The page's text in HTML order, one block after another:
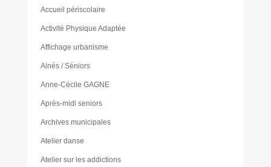
Accueil périscolaire
Activité Physique Adaptée
Affichage urbanisme
Ainés / Séniors
Anne-Cécile GAGNE
Après-midi seniors
Archives municipales
Atelier danse
Atelier sur les addictions